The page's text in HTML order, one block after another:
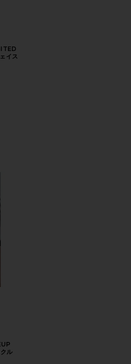
イス
FRECKLE MAKEUP PATCHES グリ
ル